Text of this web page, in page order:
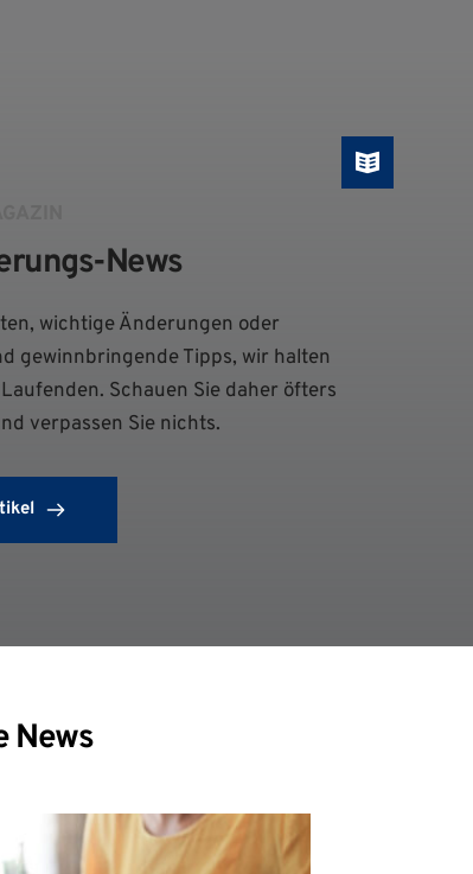
News
wichtige Änderungen oder
gewinnbringende Tipps, wir halten
Schauen Sie daher öfters
verpassen Sie nichts.
News